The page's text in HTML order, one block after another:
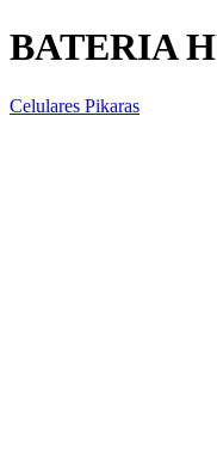
BATERIA
Celulares Pikaras